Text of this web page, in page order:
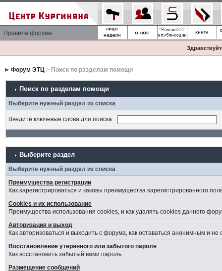
Правила форума
Форум ЭТЦ> Поиск по разделам помощи
Поиск по разделам помощи
Выберите нужный раздел из списка
Введите ключевые слова для поиска
Выберите раздел
Выберите нужный раздел из списка
Преимущества регистрации
Как зарегистрироваться и каковы преимущества зарегистрированного
Cookies и их использование
Преимущества использования cookies, и как удалять cookies данного
Авторизация и выход
Как авторизоваться и выходить с форума, как оставаться анонимным и
Восстановление утерянного или забытого пароля
Как восстановить забытый вами пароль.
Размещение сообщений